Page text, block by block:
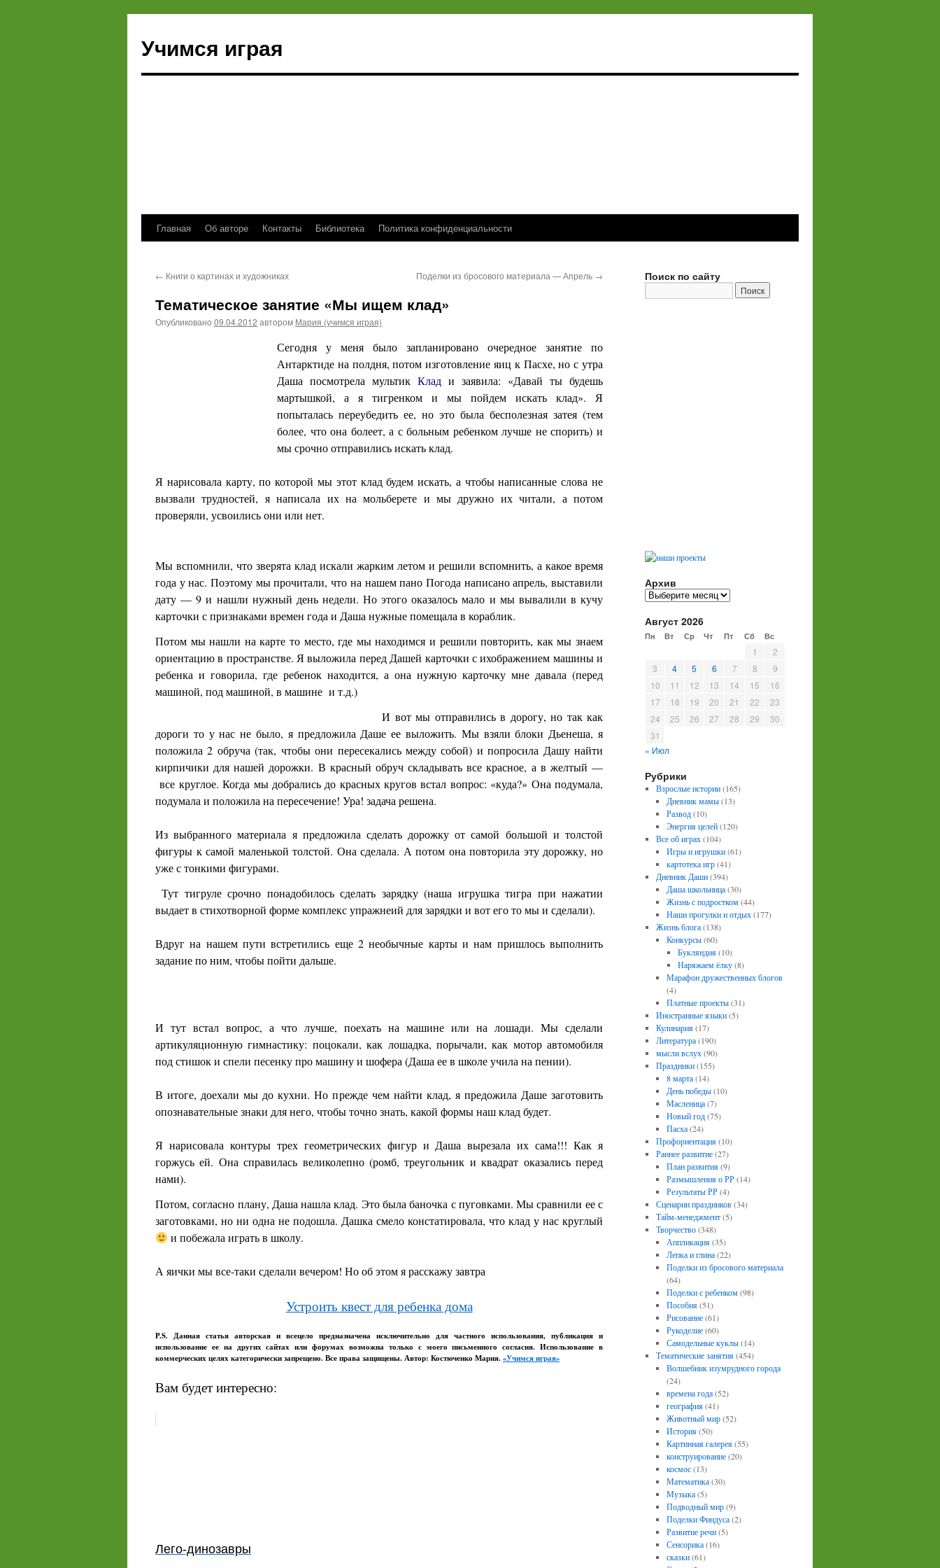
Учимся играя
Перейти
содержимому
Главная Об авторе Контакты Библиотека Политика конфиденциальности
← Книги о картинах и художниках Поделки из бросового материала — Апрель →
Тематическое занятие «Мы ищем клад»
Опубликовано 09.04.2012 автором Мария (учимся играя)
Сегодня у меня было запланировано очередное занятие по
Антарктиде на полдня, потом изготовление яиц к Пасхе, но с утра
Даша посмотрела мультик Клад и заявила: «Давай ты будешь
мартышкой, а я тигренком и мы пойдем искать клад». Я
попыталась переубедить ее, но это была бесполезная затея (тем
более, что она болеет, а с больным ребенком лучше не спорить) и
мы срочно отправились искать клад.
Я нарисовала карту, по которой мы этот клад будем искать, а чтобы написанные слова не
вызвали трудностей, я написала их на мольберете и мы дружно их читали, а потом
проверяли, усвоились они или нет.
Мы вспомнили, что зверята клад искали жарким летом и решили вспомнить, а какое время
года у нас. Поэтому мы прочитали, что на нашем пано Погода написано апрель, выставили
дату — 9 и нашли нужный день недели. Но этого оказалось мало и мы вывалили в кучу
карточки с признаками времен года и Даша нужные помещала в кораблик.
Потом мы нашли на карте то место, где мы находимся и решили повторить, как мы знаем
ориентацию в пространстве. Я выложила перед Дашей карточки с ихображением машины и
ребенка и говорила, где ребенок находится, а она нужную карточку мне давала (перед
машиной, под машиной, в машине и т.д.)
И вот мы отправились в дорогу, но так как
дороги то у нас не было, я предложила Даше ее выложить. Мы взяли блоки Дьенеша, я
положила 2 обруча (так, чтобы они пересекались между собой) и попросила Дашу найти
кирпичики для нашей дорожки. В красный обруч складывать все красное, а в желтый —
все круглое. Когда мы добрались до красных кругов встал вопрос: «куда?» Она подумала,
подумала и положила на пересечение! Ура! задача решена.
Из выбранного материала я предложила сделать дорожку от самой большой и толстой
фигуры к самой маленькой толстой. Она сделала. А потом она повторила эту дорожку, но
уже с тонкими фигурами.
Тут тигруле срочно понадобилось сделать зарядку (наша игрушка тигра при нажатии
выдает в стихотворной форме комплекс упражнеий для зарядки и вот его то мы и сделали).
Вдруг на нашем пути встретились еще 2 необычные карты и нам пришлось выполнить
задание по ним, чтобы пойти дальше.
И тут встал вопрос, а что лучше, поехать на машине или на лошади. Мы сделали
артикуляционную гимнастику: поцокали, как лошадка, порычали, как мотор автомобиля
под стишок и спели песенку про машину и шофера (Даша ее в школе учила на пении).
В итоге, доехали мы до кухни. Но прежде чем найти клад, я предожила Даше заготовить
опознавательные знаки для него, чтобы точно знать, какой формы наш клад будет.
Я нарисовала контуры трех геометрических фигур и Даша вырезала их сама!!! Как я
горжусь ей. Она справилась великолепно (ромб, треугольник и квадрат оказались перед
нами).
Потом, согласно плану, Даша нашла клад. Это была баночка с пуговками. Мы сравнили ее с
заготовками, но ни одна не подошла. Дашка смело констатировала, что клад у нас круглый
и побежала играть в школу.
А яички мы все-таки сделали вечером! Но об этом я расскажу завтра
Устроить квест для ребенка дома
P.S. Данная статья авторская и всецело предназначена исключительно для частного использования, публикация и
использование ее на других сайтах или форумах возможна только с моего письменного согласия. Использование в
коммерческих целях категорически запрещено. Все права защищены. Автор: Костюченко Мария. «Учимся играя»
Вам будет интересно:
Лего-динозавры
Поиск по сайту
Архив
Архив
Август 2026
Пн Вт Ср Чт Пт Сб Вс
1
2
3
4 5 6 7 8
9
10
11 12 13 14 15
16
17
18 19 20 21 22
23
24
25 26 27 28 29
30
31
« Июл
Рубрики
Взрослые истории(165)
Дневник мамы(13)
Развод(10)
Энергия целей(120)
Все об играх(104)
Игры и игрушки(61)
картотека игр(41)
Дневник Даши(394)
Даша школьница(30)
Жизнь с подростком(44)
Наши прогулки и отдых(177)
Жизнь блога(138)
Конкурсы(60)
Букляндия(10)
Наряжаем ёлку(8)
Марафон дружественных блогов
(4)
Платные проекты(31)
Иностранные языки(5)
Кулинария(17)
Литература(190)
мысли вслух(90)
Праздники(155)
8 марта(14)
День победы(10)
Масленица(7)
Новый год(75)
Пасха(24)
Профориентация(10)
Раннее развитие(27)
План развития(9)
Размышления о РР(14)
Результаты РР(4)
Сценарии праздников(34)
Тайм-менеджмент(5)
Творчество(348)
Аппликация(35)
Лепка и глина(22)
Поделки из бросового материала
(64)
Поделки с ребенком(98)
Пособия(51)
Рисование(61)
Рукоделие(60)
Самодельные куклы(14)
Тематические занятия(454)
Волшебник изумрудного города
(24)
времена года(52)
география(41)
Животный мир(52)
История(50)
Картинная галерея(55)
конструирование(20)
космос(13)
Математика(30)
Музыка(5)
Подводный мир(9)
Поделки Финдуса(2)
Развитие речи(5)
Сенсорика(16)
сказки(61)